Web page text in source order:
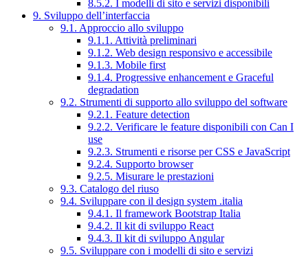
8.5.2. I modelli di sito e servizi disponibili
9. Sviluppo dell’interfaccia
9.1. Approccio allo sviluppo
9.1.1. Attività preliminari
9.1.2. Web design responsivo e accessibile
9.1.3. Mobile first
9.1.4. Progressive enhancement e Graceful
degradation
9.2. Strumenti di supporto allo sviluppo del software
9.2.1. Feature detection
9.2.2. Verificare le feature disponibili con Can I
use
9.2.3. Strumenti e risorse per CSS e JavaScript
9.2.4. Supporto browser
9.2.5. Misurare le prestazioni
9.3. Catalogo del riuso
9.4. Sviluppare con il design system .italia
9.4.1. Il framework Bootstrap Italia
9.4.2. Il kit di sviluppo React
9.4.3. Il kit di sviluppo Angular
9.5. Sviluppare con i modelli di sito e servizi